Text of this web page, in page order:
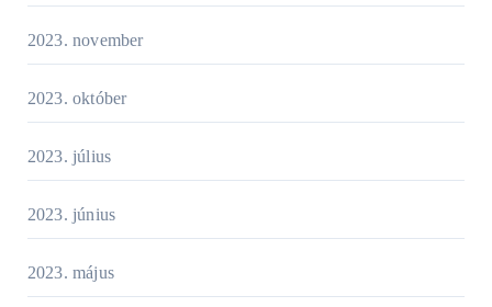
2023. november
2023. október
2023. július
2023. június
2023. május